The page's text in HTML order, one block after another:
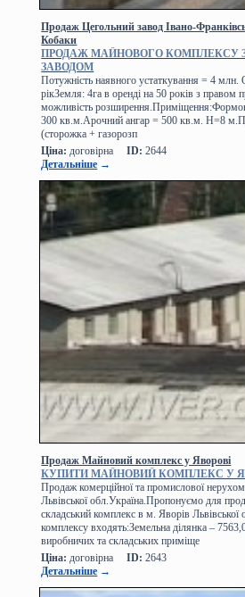
Продаж Цегольний завод Івано-
Кобаки
ПРОДАЖ МАЙНОВОГО КОМПЛЕКСУ
ЗАВОДОМ
Потужність наявного устаткування = 4 млн.
рікЗемля: 4га в оренді на 50 років з правом
можливість
300 кв.м.Арочний ангар = 500 кв.м. H=8
(сторожка + газорозп
Ціна: договірна ID: 2644
Детальніше →
Продаж Майновий комплекс у Яворові
КУПИТИ МАЙНОВИЙ КОМПЛЕКС У
Продаж комерційної та промислової
Львівської обл.Україна.Пропонуємо для
складський комплекс в м. Яворів
комплексу входять:Земельна ділянка –
виробничих та складських приміще
Ціна: договірна ID: 2643
Детальніше →